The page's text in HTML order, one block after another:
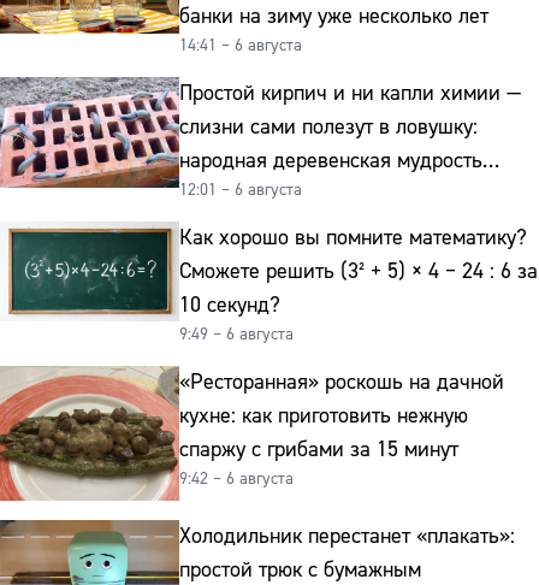
банки на зиму уже несколько лет
14:41 – 6 августа
Простой кирпич и ни капли химии —
слизни сами полезут в ловушку:
народная деревенская мудрость
реально работает
12:01 – 6 августа
Как хорошо вы помните математику?
Сможете решить (3² + 5) × 4 − 24 : 6 за
10 секунд?
9:49 – 6 августа
«Ресторанная» роскошь на дачной
кухне: как приготовить нежную
спаржу с грибами за 15 минут
9:42 – 6 августа
Холодильник перестанет «плакать»:
простой трюк с бумажным